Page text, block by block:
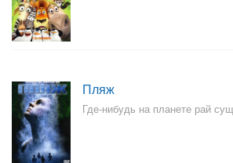
Пляж
Где-нибудь на планете рай